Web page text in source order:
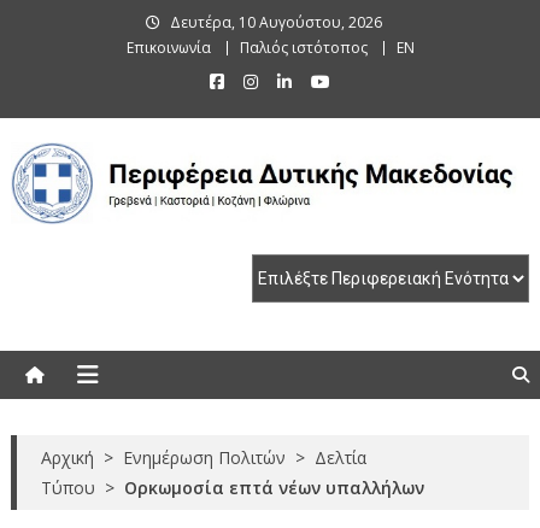
Δευτέρα, 10 Αυγούστου, 2026
Επικοινωνία
Παλιός ιστότοπος EN
Αρχική > Ενημέρωση Πολιτών > Δελτία
Τύπου > Ορκωμοσία επτά νέων υπαλλήλων